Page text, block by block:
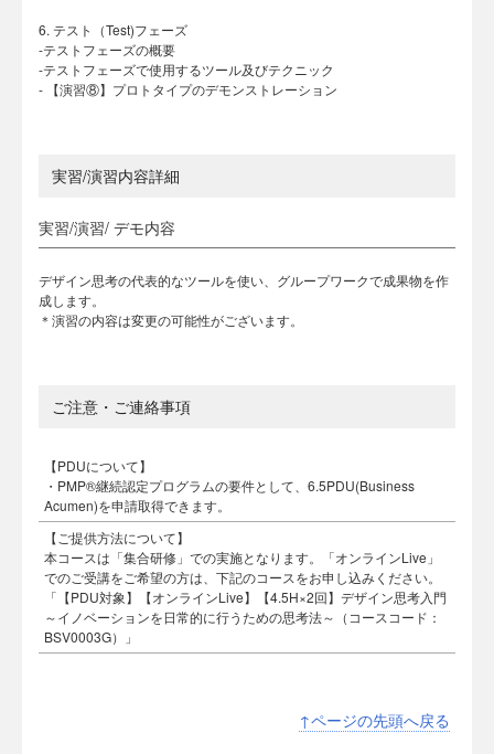
6. テスト（Test)フェーズ
-テストフェーズの概要
-テストフェーズで使用するツール及びテクニック
- 【演習⑧】プロトタイプのデモンストレーション
実習/演習内容詳細
実習/演習/ デモ内容
デザイン思考の代表的なツールを使い、グループワークで成果物を作
成します。
＊演習の内容は変更の可能性がございます。
ご注意・ご連絡事項
【PDUについて】
・PMP®継続認定プログラムの要件として、6.5PDU(Business
Acumen)を申請取得できます。
【ご提供方法について】
本コースは「集合研修」での実施となります。「オンラインLive」
でのご受講をご希望の方は、下記のコースをお申し込みください。
「【PDU対象】【オンラインLive】【4.5H×2回】デザイン思考入門
～イノベーションを日常的に行うための思考法～（コースコード：
BSV0003G）」
↑ページの先頭へ戻る